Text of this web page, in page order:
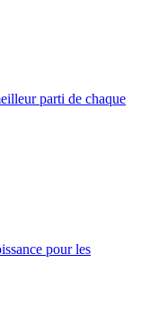
parti de chaque
pour les